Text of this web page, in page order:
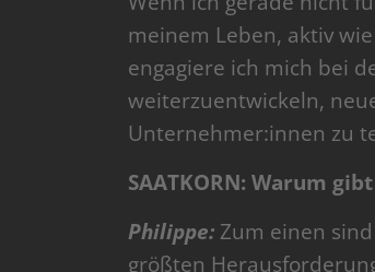
meinem Leben, aktiv
engagiere ich mich bei
weiterzuentwickeln,
Unternehmer:innen zu
SAATKORN: Warum
Philippe: Zum einen
größten